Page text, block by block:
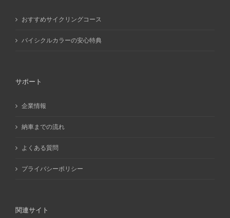
おすすめサイクリングコース
バイシクルカラーの安心特典
サポート
企業情報
納車までの流れ
よくある質問
プライバシーポリシー
関連サイト